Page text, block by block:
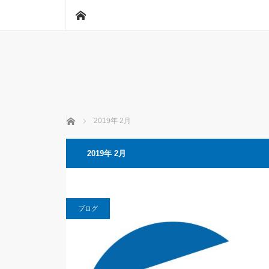
ホーム 2019年 2月
2019年 2月
ブログ